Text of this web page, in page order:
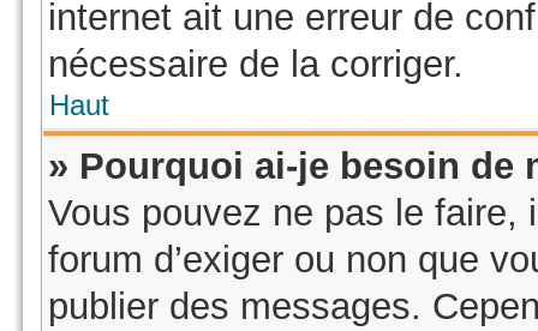
internet ait une erreur de
nécessaire de la corriger.
Haut
» Pourquoi ai-je besoin de
Vous pouvez ne pas le faire,
forum d’exiger ou non que
publier des messages.